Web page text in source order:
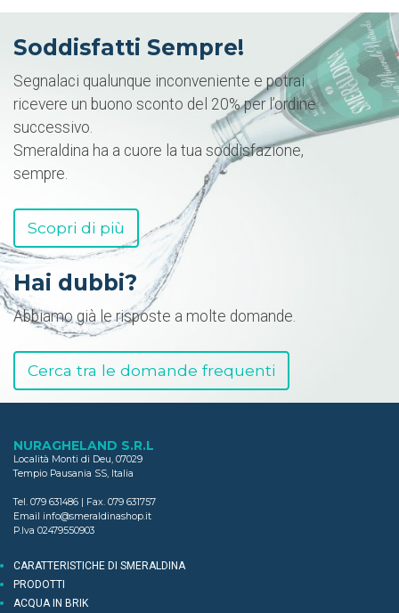
Soddisfatti Sempre!
Segnalaci qualunque inconveniente e potrai
ricevere un buono sconto del 20% per l’ordine
successivo.
Smeraldina ha a cuore la tua soddisfazione,
sempre.
Scopri di più
Hai dubbi?
Abbiamo già le risposte a molte domande.
Cerca tra le domande frequenti
NURAGHELAND S.R.L
Località Monti di Deu, 07029
Tempio Pausania SS, Italia
Tel. 079 631486 | Fax. 079 631757
Email info@smeraldinashop.it
P.Iva 02479550903
CARATTERISTICHE DI SMERALDINA
PRODOTTI
ACQUA IN BRIK